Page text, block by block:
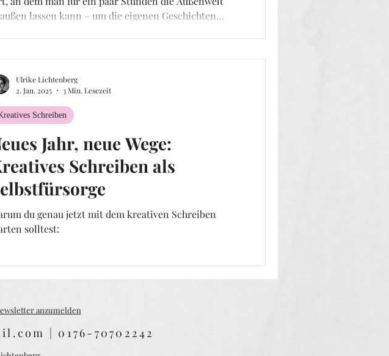
lassen kann – um die eigenen Geschichten
Jahr, neue Wege:
Schreiben als
du genau jetzt mit dem kreativen Schreiben
solltest:
Schreiben
Ulrike Lichtenberg
2. Jan. 2025
3 Min. Lesezeit
anzumelden
| 0176-70702242